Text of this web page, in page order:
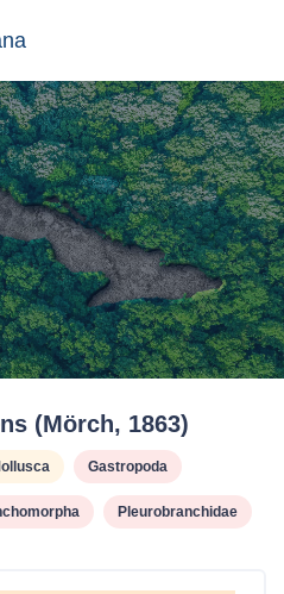
(Mörch, 1863)
Gastropoda
Pleurobranchidae